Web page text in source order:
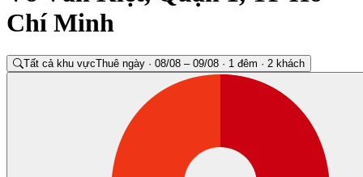
Chí Minh
Tất cả khu vựcThuê ngày · 08/08 – 09/08 · 1 đêm · 2 khách